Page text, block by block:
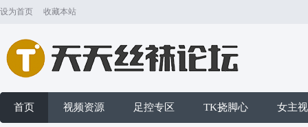
设为首页 收藏本站
首页 视频资源 足控专区 TK挠脚心 女主